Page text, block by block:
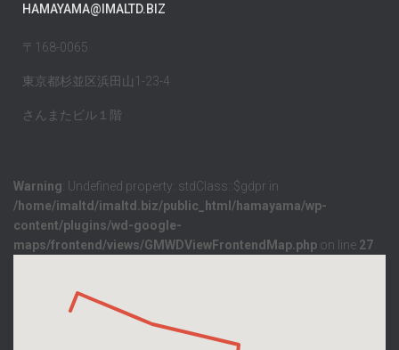
HAMAYAMA@IMALTD.BIZ
〒168-0065
東京都杉並区浜田山1-23-4
さんまたビル１階
Warning: Undefined property: stdClass::$gdpr in
/home/imaltd/imaltd.biz/public_html/hamayama/wp-
content/plugins/wd-google-
maps/frontend/views/GMWDViewFrontendMap.php on line 27